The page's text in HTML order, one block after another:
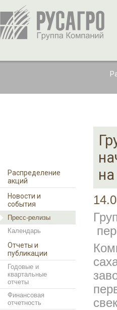
Распределение
акций
Новости и
события
Пресс-релизы
Календарь
Отчеты и
публикации
Годовые и
квартальные
отчеты
Финансовая
отчетность